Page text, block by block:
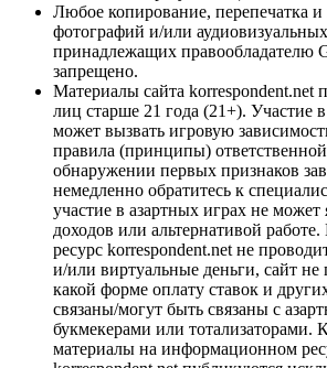
Любое копирование, перепечатка и
фотографий и/или
принадлежащих правообладателю
запрещено.
Материалы сайта korrespondent.net
лиц старше 21 года (21+). Участие
может вызвать игровую
правила (принципы)
обнаружении первых признаков
немедленно обратитесь к
участие в азартных играх не может
доходов или альтернативой
ресурс korrespondent.net не
и/или виртуальные деньги, сайт
какой форме оплату ставок и
связаны/могут быть связаны с
букмекерами или тотализаторами.
материалы на информационном